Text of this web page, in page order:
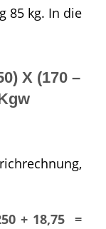
85 kg. In die
X (170 –
+ 18,75 =